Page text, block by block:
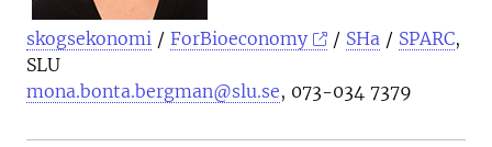
skogsekonomi / ForBioeconomy / SHa / SPARC,
SLU
mona.bonta.bergman@slu.se, 073-034 7379